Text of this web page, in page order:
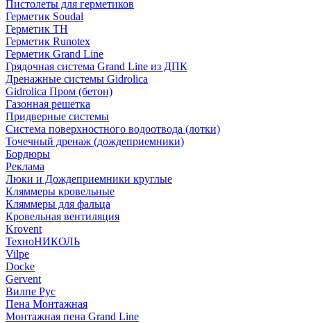
Пистолеты для герметиков
Герметик Soudal
Герметик ТН
Герметик Runotex
Герметик Grand Line
Грядочная система Grand Line из ДПК
Дренажные системы Gidrolica
Gidrolica Пром (бетон)
Газонная решетка
Придверные системы
Система поверхностного водоотвода (лотки)
Точечный дренаж (дождеприемники)
Бордюры
Рекламa
Люки и Дождеприемники круглые
Кляммеры кровельные
Кляммеры для фальца
Кровельная вентиляция
Krovent
ТехноНИКОЛЬ
Vilpe
Docke
Gervent
Вилпе Рус
Пена Монтажнaя
Монтажная пена Grand Linе